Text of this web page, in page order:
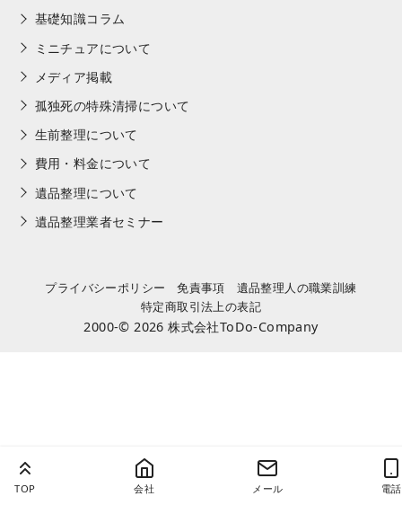
基礎知識コラム
ミニチュアについて
メディア掲載
孤独死の特殊清掃について
生前整理について
費用・料金について
遺品整理について
遺品整理業者セミナー
プライバシーポリシー 免責事項
遺品整理人の職業訓練
特定商取引法上の表記
2000-© 2026株式会社ToDo-Company
TOP 会社 メール 電話